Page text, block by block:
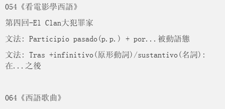
054《看電影學西語》
第四回-El Clan大犯罪家
文法: Participio pasado(p.p.) + por...被動語態
文法: Tras +infinitivo(原形動詞)/sustantivo(名詞):
在...之後
064《西語歌曲》